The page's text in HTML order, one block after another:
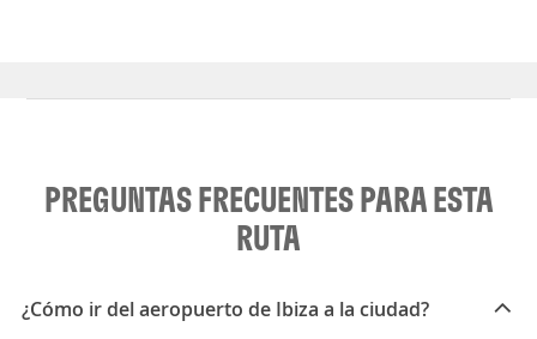
PREGUNTAS FRECUENTES PARA ESTA
RUTA
¿Cómo ir del aeropuerto de Ibiza a la ciudad?